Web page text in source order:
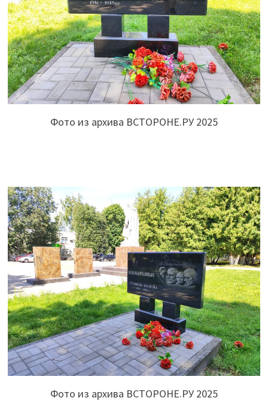
Фото из архива ВСТОРОНЕ.РУ 2025
Фото из архива ВСТОРОНЕ.РУ 2025